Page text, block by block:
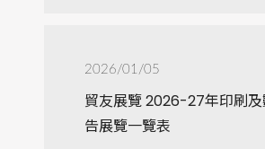
2026/01/05
貿友展覽 2026-27年印刷及
告展覽一覽表